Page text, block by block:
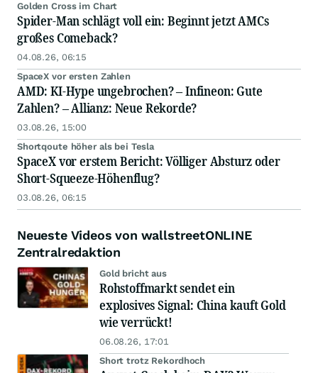
Golden Cross im Chart
Spider-Man schlägt voll ein: Beginnt jetzt AMCs
großes Comeback?
04.08.26, 06:15
SpaceX vor ersten Zahlen
AMD: KI-Hype ungebrochen? – Infineon: Gute
Zahlen? – Allianz: Neue Rekorde?
03.08.26, 15:00
Shortqoute höher als bei Tesla
SpaceX vor erstem Bericht: Völliger Absturz oder
Short-Squeeze-Höhenflug?
03.08.26, 06:15
Neueste Videos von wallstreetONLINE
Zentralredaktion
Gold bricht aus
Rohstoffmarkt sendet ein
explosives Signal: China kauft Gold
wie verrückt!
06.08.26, 17:01
Short trotz Rekordhoch